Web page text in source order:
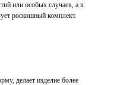
или особых случаев, а в
роскошный комплект.
делает изделие более